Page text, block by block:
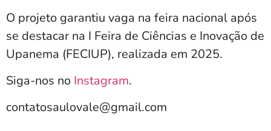
O projeto garantiu vaga na feira nacional após
se destacar na I Feira de Ciências e Inovação de
Upanema (FECIUP), realizada em 2025.
Siga-nos no Instagram.
contatosaulovale@gmail.com